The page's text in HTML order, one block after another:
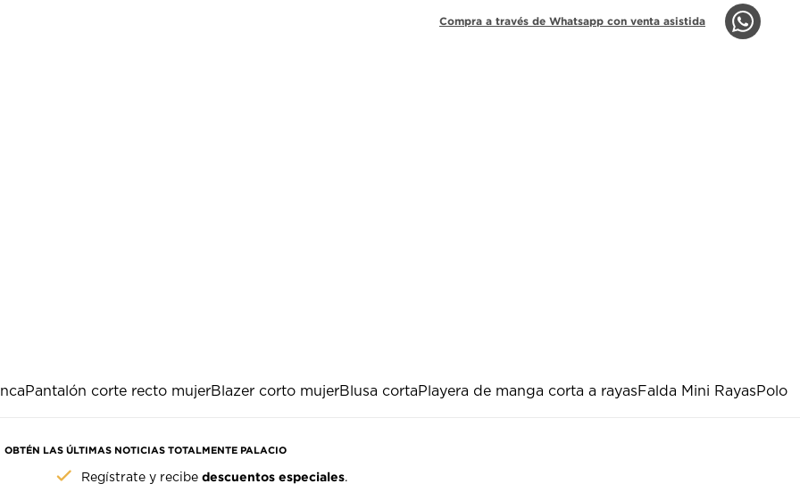
Compra a través de Whatsapp con venta asistida
Pantalón corte recto mujerBlazer corto mujerBlusa cortaPlayera de manga corta a rayasFalda Mini RayasPolo
OBTÉN LAS ÚLTIMAS NOTICIAS TOTALMENTE PALACIO
Regístrate y recibedescuentos especiales.